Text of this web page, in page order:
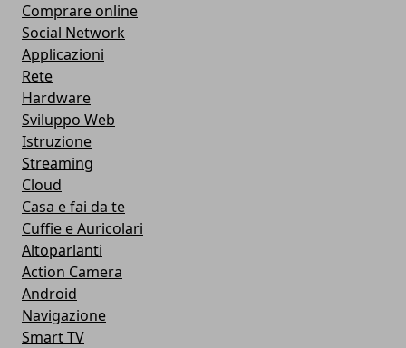
Comprare online
Social Network
Applicazioni
Rete
Hardware
Sviluppo Web
Istruzione
Streaming
Cloud
Casa e fai da te
Cuffie e Auricolari
Altoparlanti
Action Camera
Android
Navigazione
Smart TV